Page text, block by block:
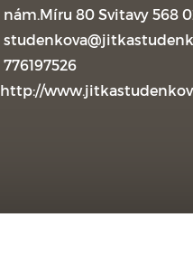
nám.Míru 80 Svitavy 568
776197526
http://